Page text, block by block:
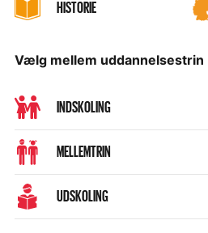
HISTORIE
Vælg mellem uddannelsestrin
INDSKOLING
MELLEMTRIN
UDSKOLING